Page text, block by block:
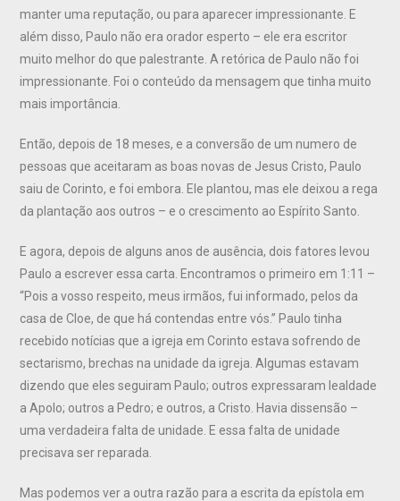
manter uma reputação, ou para aparecer impressionante. E
além disso, Paulo não era orador esperto – ele era escritor
muito melhor do que palestrante. A retórica de Paulo não foi
impressionante. Foi o conteúdo da mensagem que tinha muito
mais importância.
Então, depois de 18 meses, e a conversão de um numero de
pessoas que aceitaram as boas novas de Jesus Cristo, Paulo
saiu de Corinto, e foi embora. Ele plantou, mas ele deixou a rega
da plantação aos outros – e o crescimento ao Espírito Santo.
E agora, depois de alguns anos de ausência, dois fatores levou
Paulo a escrever essa carta. Encontramos o primeiro em 1:11 –
“Pois a vosso respeito, meus irmãos, fui informado, pelos da
casa de Cloe, de que há contendas entre vós.” Paulo tinha
recebido notícias que a igreja em Corinto estava sofrendo de
sectarismo, brechas na unidade da igreja. Algumas estavam
dizendo que eles seguiram Paulo; outros expressaram lealdade
a Apolo; outros a Pedro; e outros, a Cristo. Havia dissensão –
uma verdadeira falta de unidade. E essa falta de unidade
precisava ser reparada.
Mas podemos ver a outra razão para a escrita da epístola em